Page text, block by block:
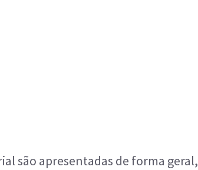
são apresentadas de forma geral,